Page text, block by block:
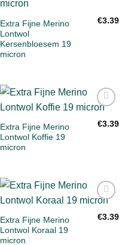
Extra Fijne Merino
Lontwol
Kersenbloesem 19
micron
€3.39
aan
Extra Fijne Merino
Lontwol Koffie 19
micron
€3.39
aan
Extra Fijne Merino
Lontwol Koraal 19
micron
€3.39